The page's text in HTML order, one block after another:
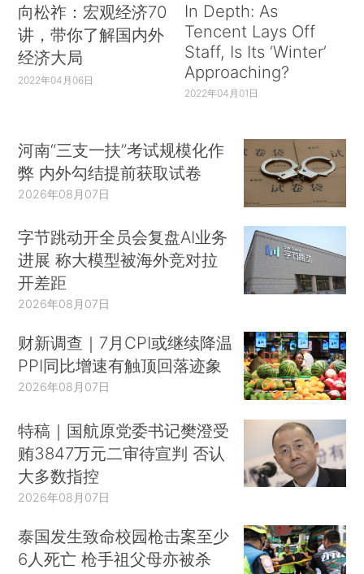
向松祚：宏观经济70
讲，带你了解国内外
经济大局
2022年04月06日
In Depth: As
Tencent Lays Off
Staff, Is Its ‘Winter’
Approaching?
2022年04月01日
河南“三支一扶”考试规模化作
弊 内外勾结提前获取试卷
2026年08月07日
字节跳动开全员会复盘AI业务
进展 称大模型被海外竞对拉
开差距
2026年08月07日
财新调查｜7月CPI或继续降温
PPI同比增速有触顶回落迹象
2026年08月07日
特稿｜国航原党委书记樊澄受
贿3847万元二审待宣判 否认
大多数指控
2026年08月07日
泰国发生致命校园枪击案至少
6人死亡 枪手祖父母亦被杀